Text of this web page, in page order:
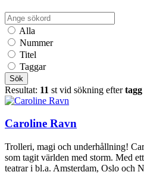
Alla
Nummer
Titel
Taggar
Sök
Resultat: 11 st vid sökning efter
Caroline Ravn
Trolleri, magi och underhållning!
som tagit världen med storm. Med
teatrar i bl.a. Amsterdam, Oslo och